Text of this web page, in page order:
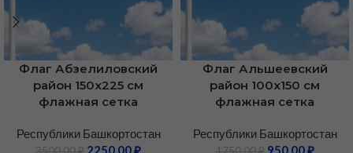
Флаг Абзелиловский
район 150х225 см
флажная сетка
Республики Башкортостан
3500,00₽ 2250,00₽
Флаг Альшеевский
район 100х150 см
флажная сетка
Республики Башкортостан
1750,00₽ 950,00₽